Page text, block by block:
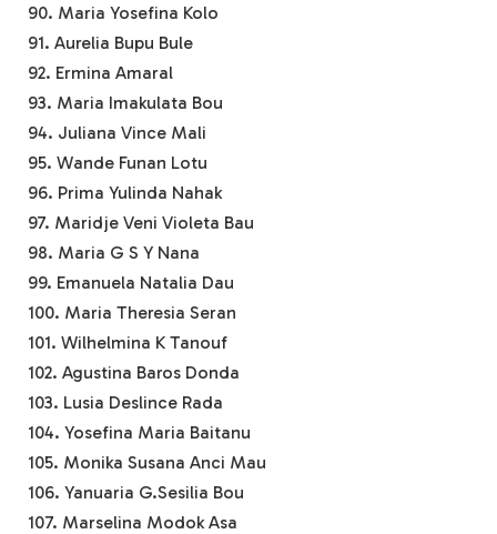
90. Maria Yosefina Kolo
91. Aurelia Bupu Bule
92. Ermina Amaral
93. Maria Imakulata Bou
94. Juliana Vince Mali
95. Wande Funan Lotu
96. Prima Yulinda Nahak
97. Maridje Veni Violeta Bau
98. Maria G S Y Nana
99. Emanuela Natalia Dau
100. Maria Theresia Seran
101. Wilhelmina K Tanouf
102. Agustina Baros Donda
103. Lusia Deslince Rada
104. Yosefina Maria Baitanu
105. Monika Susana Anci Mau
106. Yanuaria G.Sesilia Bou
107. Marselina Modok Asa